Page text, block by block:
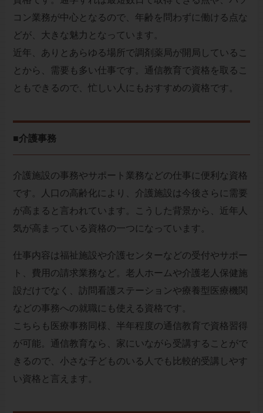
コン業務が中心となるので、年齢を問わずに働ける点な
どが、大きな魅力となっています。
近年、ありとあらゆる場所で調剤薬局が開局しているこ
とから、需要も多い仕事です。通信教育で資格を取るこ
ともできるので、忙しい人にもおすすめの資格です。
■介護事務
介護施設の事務やサポート業務などの仕事に便利な資格
です。人口の高齢化により、介護施設は今後さらに需要
が高まると言われています。こうした背景から、近年人
気が高まっている資格の一つになっています。
仕事内容は福祉施設や介護センターなどの受付やサポー
ト、費用の請求業務など。老人ホームや介護老人保健施
設だけでなく、訪問看護ステーションや療養型医療機関
などの事務への就職にも使える資格です。
こちらも医療事務同様、半年程度の通信教育で資格習得
が可能。通信教育なら、家にいながら受講することがで
きるので、小さな子どものいる人でも比較的受講しやす
い資格と言えます。